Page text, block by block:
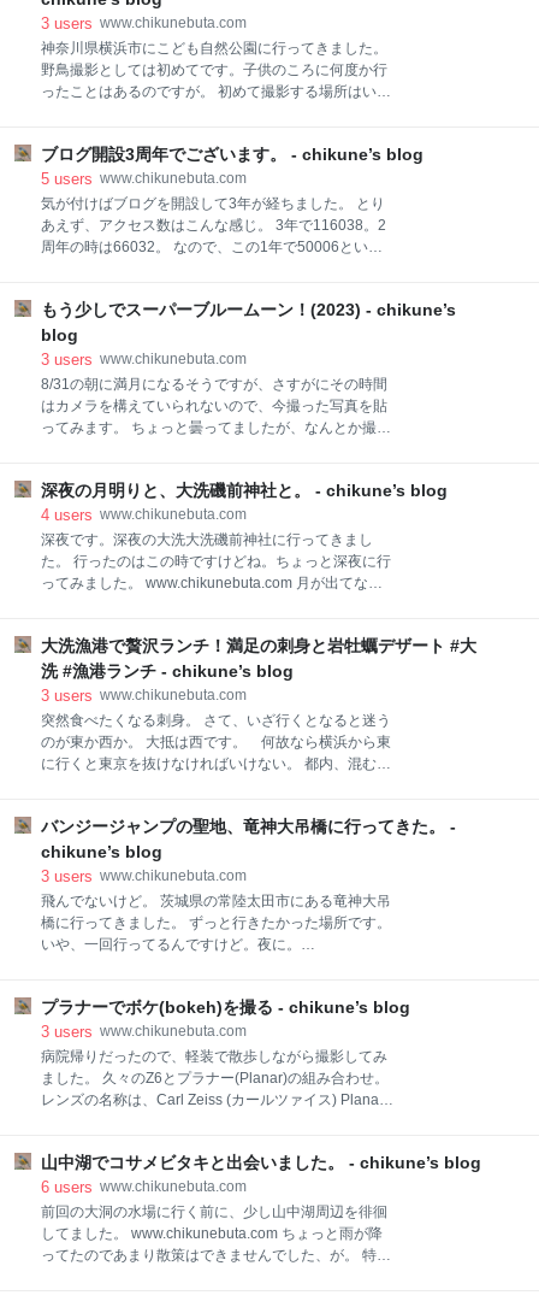
し、この後すぐに飛び去ってしまいました。 休憩中か
な？ やはりカワセミを撮影できるとテンション上がり
ますね！
3 users www.chikunebuta.com
神奈川県横浜市にこども自然公園に行ってきました。
野鳥撮影としては初めてです。子供のころに何度か行
ったことはあるのですが。 初めて撮影する場所はいろ
遇です。 尾だけが青なのでメスですね。 個体としては
2尾確認できましたが、両方メスでした。 オスも確認
できればよかったのですが、贅沢な悩みですね。 ルリ
ビタキは比較的暗い日陰にいることが多く、杭の上や
突起物にいることが多いですね。 日当たりが良い所に
と。 人慣れしている感じで、ルリビタキの方から近づ
いてくることも。 ドアップで。 今年は幸先いい感じで
す。この流れでオスも撮れればいいなーなんて。 それ
ブログ開設3周年でございます。 - chikune’s blog
5 users www.chikunebuta.com
気が付けばブログを開設して3年が経ちました。 とり
あえず、アクセス数はこんな感じ。 3年で116038。2
周年の時は66032。 なので、この1年で50006という
してはちょっぴり増えてます。 もう少しで月1000円
超えるかなーくらいです。 さて、ここ1年でアクセス
が多かったものを列挙します。 【1位】100均で買っ
たプラスチックのワイングラス www.chikunebuta.com
まさかのプラスチック製のワイングラスの記事が1番
という。 自分が探していたものは、皆さんも探してい
www.chikunebuta.com 幸運を運んでくるメジロ。メジ
ロは人気ですよね。 「幸運の鳥」というのが読
もう少しでスーパーブルームーン！(2023) - chikune’s
blog
3 users www.chikunebuta.com
8/31の朝に満月になるそうですが、さすがにその時間
はカメラを構えていられないので、今撮った写真を貼
ってみます。 ちょっと曇ってましたが、なんとか撮れ
る満月をブルームーンといいます。 その二つが重なっ
ている2023/8/31の満月はスーパーブルームーンとい
います。 青くないけど。 そんな特別な月が明日の朝に
向けて見られます。 是非是非皆様も見ていただけばと
思います。 おまけ。 昨日の月。 一昨日の月。 昨日と
深夜の月明りと、大洗磯前神社と。 - chikune’s blog
4 users www.chikunebuta.com
深夜です。深夜の大洗大洗磯前神社に行ってきまし
た。 行ったのはこの時ですけどね。ちょっと深夜に行
ってみました。 www.chikunebuta.com 月が出てなき
1時間ほど待ってみて出た瞬間をパシャリ。 夜中に月
明りを見ながら海風に当たってるのは気持ち良かった
です。 暑かったですけどね！
大洗漁港で贅沢ランチ！満足の刺身と岩牡蠣デザート #大
洗 #漁港ランチ - chikune’s blog
3 users www.chikunebuta.com
突然食べたくなる刺身。 さて、いざ行くとなると迷う
のが東か西か。 大抵は西です。 何故なら横浜から東
に行くと東京を抜けなければいけない。 都内、混むの
夏休みでもある。 ６時前に立ち寄ったのが常磐高速道
に行く際は必ずよる守谷サービスエリア。
ja.wikipedia.org もちろん食堂などは何件も入っている
が早朝だと限られます。 ここのおすすめはパン屋さん
かな。特にカレーパンが美味しいですよ。 揚げパンの
中に提供直前にカレーを流し込むシステムです。 これ
レーパン。 チーズが乗っかっていてこんがり焼かれて
ます。 焼きカレーパンです。 中のチキンも具がデカく
て満足なパンです。 ぜひ、朝はコーヒーと一
バンジージャンプの聖地、竜神大吊橋に行ってきた。 -
chikune’s blog
3 users www.chikunebuta.com
飛んでないけど。 茨城県の常陸太田市にある竜神大吊
橋に行ってきました。 ずっと行きたかった場所です。
いや、一回行ってるんですけど。夜に。
も暑い。。 壮大な吊橋です。 この竜神大吊橋は観光用
の吊橋で、渡るためのものではないみたいです。 平日
行ったので人があまり居なかったです。休日だと人が
多いのかな？ 橋から水面まで約100mあり、吊橋の高
さとしては日本一なんだとか。 バンジージャンプをす
一部分が透明になっておりより一層怖いです。。 渡っ
たところから。 圧巻ですね。 暑かったですけど、久々
に清々しい散歩をすることが出来ました。 以前会社の
慰安旅行でここに来る予定だったのですが、
プラナーでボケ(bokeh)を撮る - chikune’s blog
3 users www.chikunebuta.com
病院帰りだったので、軽装で散歩しながら撮影してみ
ました。 久々のZ6とプラナー(Planar)の組み合わせ。
レンズの名称は、Carl Zeiss (カールツァイス) Planar
銘玉と呼ばれているのはコンタックス製だったかな？
かなり古いレンズなんですよね。 まぁ、このコシナ製
のレンズもコンタックス製の写りの面影があるかなー
と。 というわけで、今回はこのレンズを使っていきま
す。 キキョウですね。1枚目はオニユリ。夏ですね
山中湖でコサメビタキと出会いました。 - chikune’s blog
6 users www.chikunebuta.com
前回の大洞の水場に行く前に、少し山中湖周辺を徘徊
してました。 www.chikunebuta.com ちょっと雨が降
ってたのであまり散策はできませんでした、が。 特徴